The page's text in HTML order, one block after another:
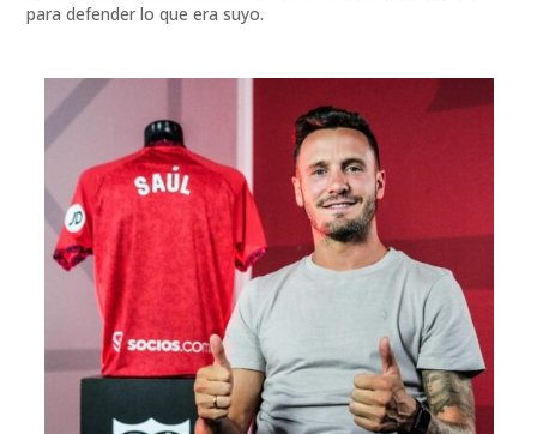
para defender lo que era suyo.